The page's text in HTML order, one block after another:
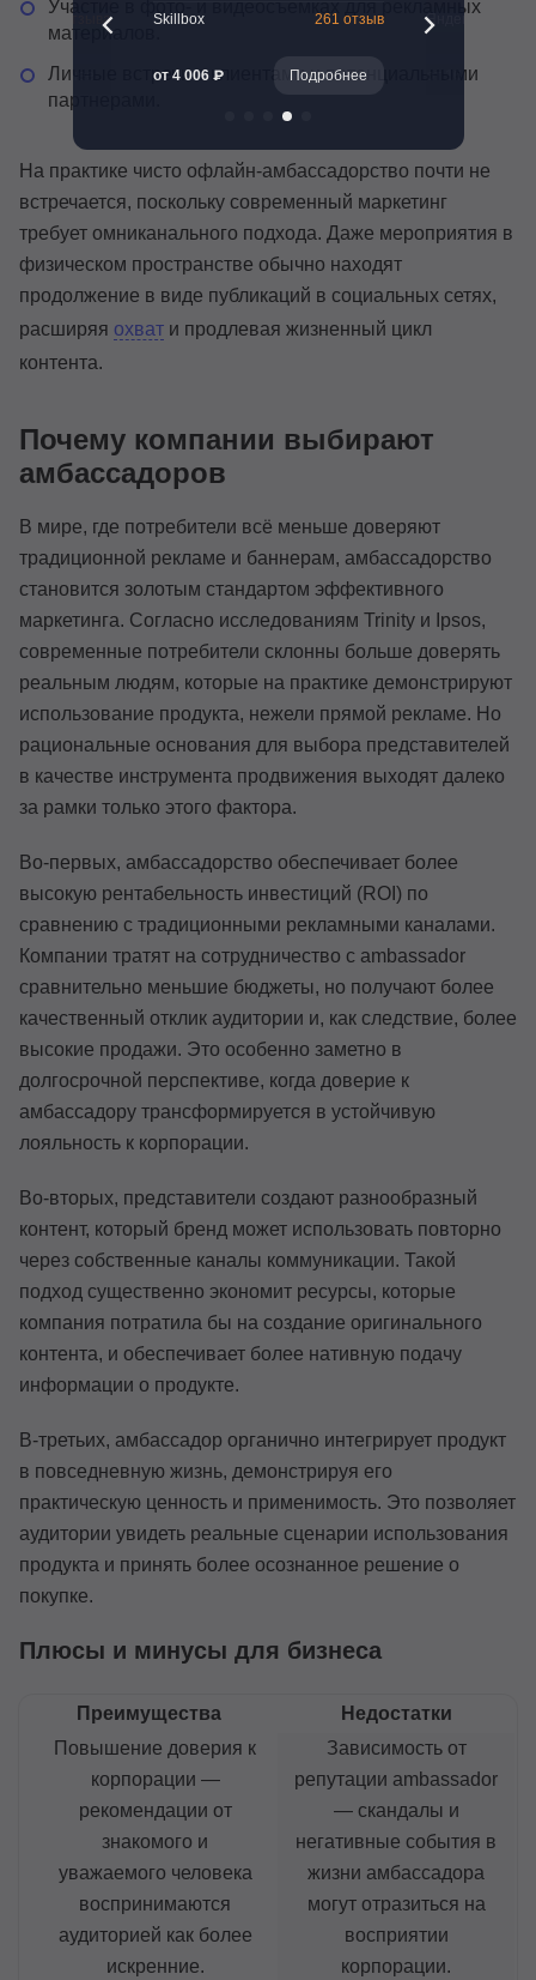
Участие в фото- и видеосъемках для рекламных
материалов.
Личные встречи с клиентами и потенциальными
партнерами.
На практике чисто офлайн-амбассадорство почти не
встречается, поскольку современный маркетинг
требует омниканального подхода. Даже мероприятия в
физическом пространстве обычно находят
продолжение в виде публикаций в социальных сетях,
расширяя охват и продлевая жизненный цикл
контента.
Почему компании выбирают
амбассадоров
В мире, где потребители всё меньше доверяют
традиционной рекламе и баннерам, амбассадорство
становится золотым стандартом эффективного
маркетинга. Согласно исследованиям Trinity и Ipsos,
современные потребители склонны больше доверять
реальным людям, которые на практике демонстрируют
использование продукта, нежели прямой рекламе. Но
рациональные основания для выбора представителей
в качестве инструмента продвижения выходят далеко
за рамки только этого фактора.
Во-первых, амбассадорство обеспечивает более
высокую рентабельность инвестиций (ROI) по
сравнению с традиционными рекламными каналами.
Компании тратят на сотрудничество с ambassador
сравнительно меньшие бюджеты, но получают более
качественный отклик аудитории и, как следствие, более
высокие продажи. Это особенно заметно в
долгосрочной перспективе, когда доверие к
амбассадору трансформируется в устойчивую
лояльность к корпорации.
Во-вторых, представители создают разнообразный
контент, который бренд может использовать повторно
через собственные каналы коммуникации. Такой
подход существенно экономит ресурсы, которые
компания потратила бы на создание оригинального
контента, и обеспечивает более нативную подачу
информации о продукте.
В-третьих, амбассадор органично интегрирует продукт
в повседневную жизнь, демонстрируя его
практическую ценность и применимость. Это позволяет
аудитории увидеть реальные сценарии использования
продукта и принять более осознанное решение о
покупке.
Плюсы и минусы для бизнеса
Преимущества
Недостатки
Повышение доверия к
корпорации —
рекомендации от
знакомого и
уважаемого человека
воспринимаются
аудиторией как более
искренние.
Зависимость от
репутации ambassador
— скандалы и
негативные события в
жизни амбассадора
могут отразиться на
восприятии
корпорации.
132 отзыва
Подробнее
Skillbox 261 отзыв
от 4 006 ₽ Подробнее
Яндекс
от 16 000 ₽